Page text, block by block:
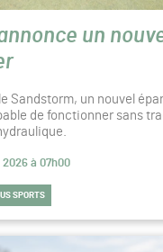
un
Sandstorm, un nouvel
de fonctionner sans
à 07h00
SPORTS